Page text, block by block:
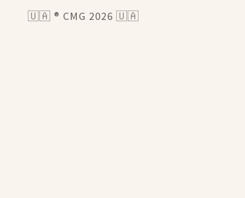
🇺🇦 ® CMG 2026 🇺🇦